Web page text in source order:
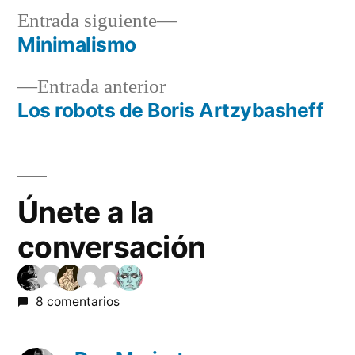
Navegación
deEntrada anteriorEntrada
anterior:
Los robots de Boris Artzybasheff
Entrada siguiente
Entrada
Minimalismo
Únete a la
conversación
8 comentarios